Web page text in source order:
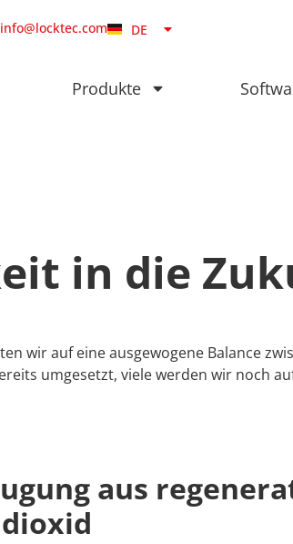
info@locktec.com DE
DA
Produkte
in die
wir auf eine ausgewogene Balance
umgesetzt, viele werden wir noch
aus